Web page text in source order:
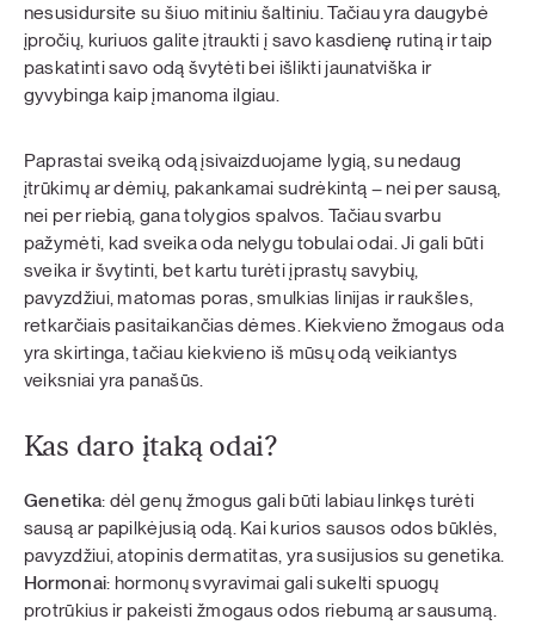
nesusidursite su šiuo mitiniu šaltiniu. Tačiau yra daugybė
įpročių, kuriuos galite įtraukti į savo kasdienę rutiną ir taip
paskatinti savo odą švytėti bei išlikti jaunatviška ir
gyvybinga kaip įmanoma ilgiau.
Paprastai sveiką odą įsivaizduojame lygią, su nedaug
įtrūkimų ar dėmių, pakankamai sudrėkintą – nei per sausą,
nei per riebią, gana tolygios spalvos. Tačiau svarbu
pažymėti, kad sveika oda nelygu tobulai odai. Ji gali būti
sveika ir švytinti, bet kartu turėti įprastų savybių,
pavyzdžiui, matomas poras, smulkias linijas ir raukšles,
retkarčiais pasitaikančias dėmes. Kiekvieno žmogaus oda
yra skirtinga, tačiau kiekvieno iš mūsų odą veikiantys
veiksniai yra panašūs.
Kas daro įtaką odai?
Genetika: dėl genų žmogus gali būti labiau linkęs turėti
sausą ar papilkėjusią odą. Kai kurios sausos odos būklės,
pavyzdžiui, atopinis dermatitas, yra susijusios su genetika.
Hormonai: hormonų svyravimai gali sukelti spuogų
protrūkius ir pakeisti žmogaus odos riebumą ar sausumą.